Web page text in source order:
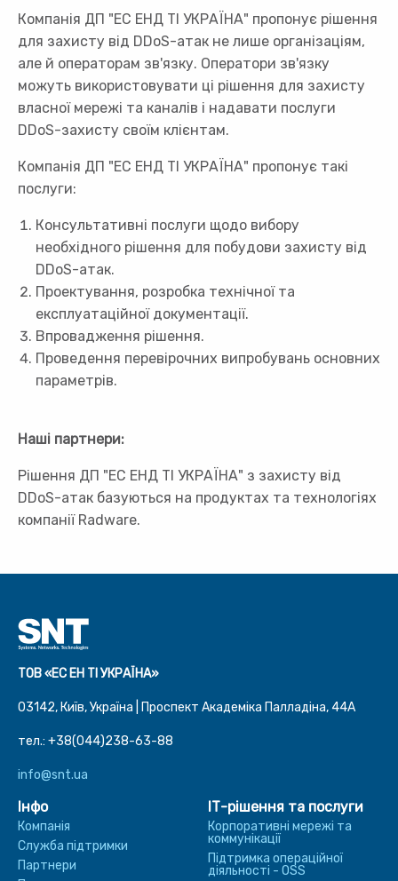
Компанія ДП "ЕС ЕНД ТІ УКРАЇНА" пропонує рішення
для захисту від DDoS-атак не лише організаціям,
але й операторам зв'язку. Оператори зв'язку
можуть використовувати ці рішення для захисту
власної мережі та каналів і надавати послуги
DDoS-захисту своїм клієнтам.
Компанія ДП "ЕС ЕНД ТІ УКРАЇНА" пропонує такі
послуги:
Консультативні послуги щодо вибору
необхідного рішення для побудови захисту від
DDoS-атак.
Проектування, розробка технічної та
експлуатаційної документації.
Впровадження рішення.
Проведення перевірочних випробувань основних
параметрів.
Наші партнери:
Рішення ДП "ЕС ЕНД ТІ УКРАЇНА" з захисту від
DDoS-атак базуються на продуктах та технологіях
компанії Radware.
ТОВ «ЕС ЕН ТІ УКРАЇНА»
03142, Київ, Україна | Проспект Академіка Палладіна, 44A
тел.: +38(044)238-63-88
info@snt.ua
Інфо
Компанія
Служба підтримки
Партнери
ІТ-рішення та послуги
Корпоративні мережі та
коммунікації
Підтримка операційної
діяльності - OSS